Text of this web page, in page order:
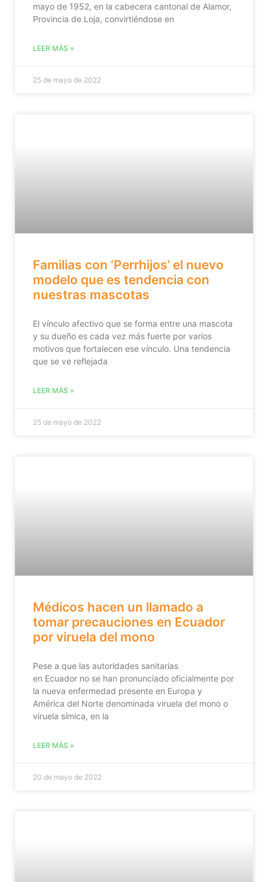
mayo de 1952, en la cabecera cantonal de Alamor,
Provincia de Loja, convirtiéndose en
LEER MÁS »
25 de mayo de 2022
Familias con ‘Perrhijos’ el nuevo
modelo que es tendencia con
nuestras mascotas
El vínculo afectivo que se forma entre una mascota
y su dueño es cada vez más fuerte por varios
motivos que fortalecen ese vínculo. Una tendencia
que se ve reflejada
LEER MÁS »
25 de mayo de 2022
Médicos hacen un llamado a
tomar precauciones en Ecuador
por viruela del mono
Pese a que las autoridades sanitarias
en Ecuador no se han pronunciado oficialmente por
la nueva enfermedad presente en Europa y
América del Norte denominada viruela del mono o
viruela símica, en la
LEER MÁS »
20 de mayo de 2022